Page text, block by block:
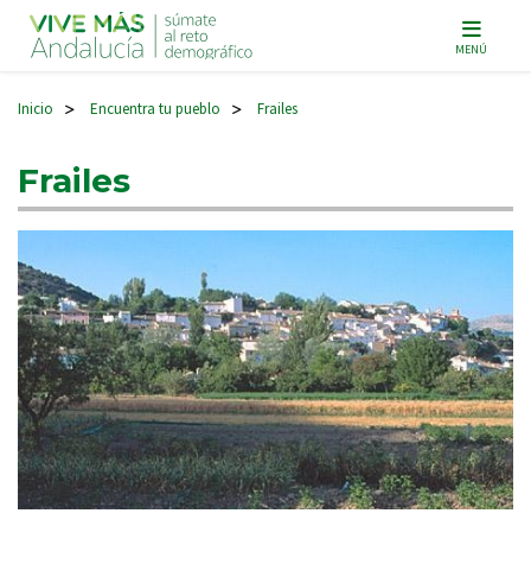
Navegación principal MENÚ
Inicio > Encuentra tu pueblo > Frailes
Frailes